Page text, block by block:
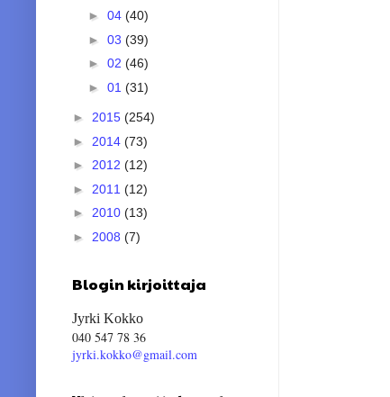
► 04 (40)
► 03 (39)
► 02 (46)
► 01 (31)
► 2015 (254)
► 2014 (73)
► 2012 (12)
► 2011 (12)
► 2010 (13)
► 2008 (7)
Blogin kirjoittaja
Jyrki Kokko
040 547 78 36
jyrki.kokko@gmail.com